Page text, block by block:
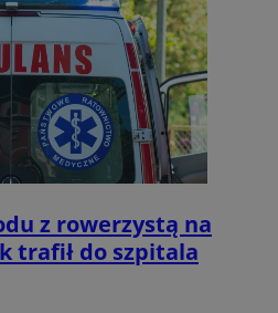
z rowerzystą na
trafił do szpitala